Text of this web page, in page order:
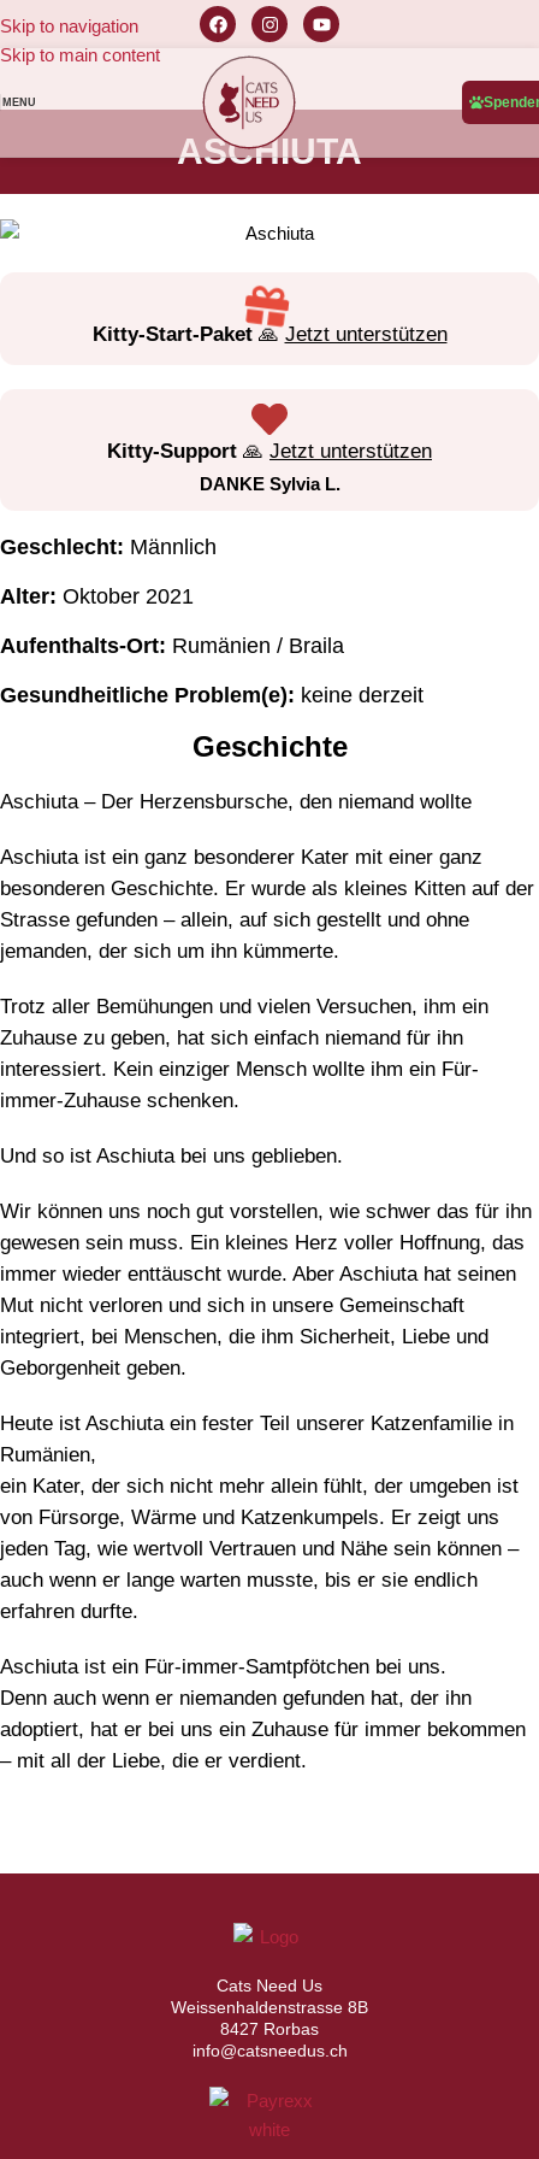
Skip to navigation
Skip to main content
MENU
ASCHIUTA
Kitty-Start-Paket🙏Jetzt unterstützen
Kitty-Support 🙏 Jetzt unterstützen
DANKE Sylvia L.
Geschlecht: Männlich
Alter: Oktober 2021
Aufenthalts-Ort: Rumänien / Braila
Gesundheitliche Problem(e): keine derzeit
Geschichte
Aschiuta – Der Herzensbursche, den niemand wollte
Aschiuta ist ein ganz besonderer Kater mit einer ganz
besonderen Geschichte. Er wurde als kleines Kitten auf der
Strasse gefunden – allein, auf sich gestellt und ohne
jemanden, der sich um ihn kümmerte.
Trotz aller Bemühungen und vielen Versuchen, ihm ein
Zuhause zu geben, hat sich einfach niemand für ihn
interessiert. Kein einziger Mensch wollte ihm ein Für-
immer-Zuhause schenken.
Und so ist Aschiuta bei uns geblieben.
Wir können uns noch gut vorstellen, wie schwer das für ihn
gewesen sein muss. Ein kleines Herz voller Hoffnung, das
immer wieder enttäuscht wurde. Aber Aschiuta hat seinen
Mut nicht verloren und sich in unsere Gemeinschaft
integriert, bei Menschen, die ihm Sicherheit, Liebe und
Geborgenheit geben.
Heute ist Aschiuta ein fester Teil unserer Katzenfamilie in
Rumänien,
ein Kater, der sich nicht mehr allein fühlt, der umgeben ist
von Fürsorge, Wärme und Katzenkumpels. Er zeigt uns
jeden Tag, wie wertvoll Vertrauen und Nähe sein können –
auch wenn er lange warten musste, bis er sie endlich
erfahren durfte.
Aschiuta ist ein Für-immer-Samtpfötchen bei uns.
Denn auch wenn er niemanden gefunden hat, der ihn
adoptiert, hat er bei uns ein Zuhause für immer bekommen
– mit all der Liebe, die er verdient.
Cats Need Us
Weissenhaldenstrasse 8B
8427 Rorbas
info@catsneedus.ch